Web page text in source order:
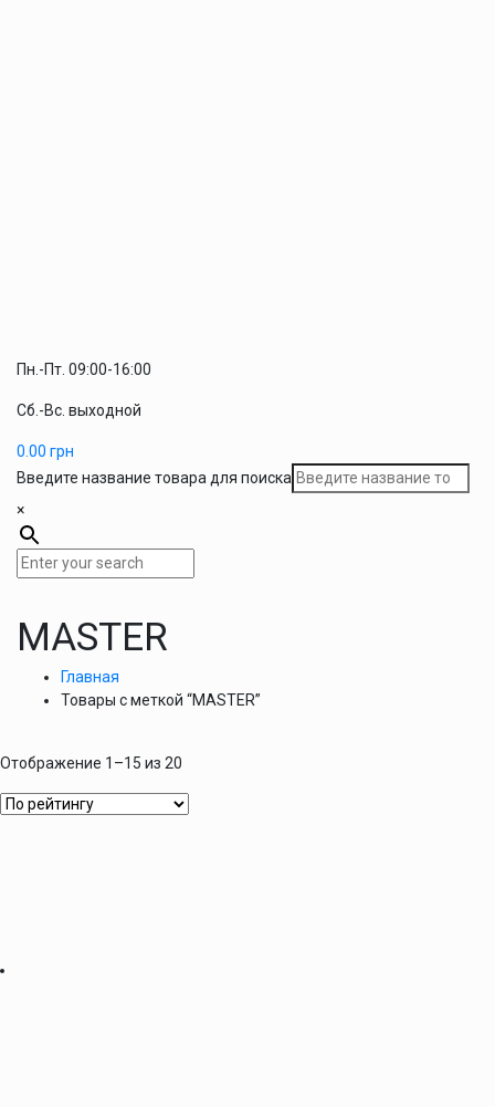
Пн.-Пт. 09:00-16:00
Сб.-Вс. выходной
0.00 грн
Введите название товара для поиска
×
MASTER
Главная
Товары с меткой “MASTER”
Отображение 1–15 из 20